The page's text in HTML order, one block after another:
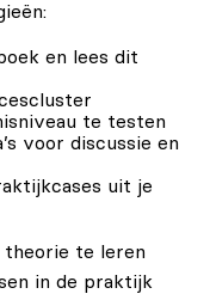
en lees dit
te testen
voor discussie en
uit je
theorie te leren
in de praktijk